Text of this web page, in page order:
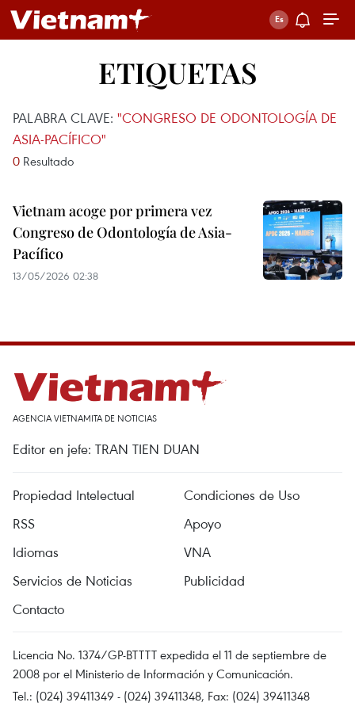
ETIQUETAS
PALABRA CLAVE: "CONGRESO DE ODONTOLOGÍA DE
ASIA-PACÍFICO"
0 Resultado
Vietnam acoge por primera vez
Congreso de Odontología de Asia-
Pacífico
13/05/2026 02:38
AGENCIA VIETNAMITA DE NOTICIAS
Editor en jefe: TRAN TIEN DUAN
Propiedad Intelectual
Condiciones de Uso
RSS
Apoyo
Idiomas
VNA
Servicios de Noticias
Publicidad
Contacto
Licencia No. 1374/GP-BTTTT expedida el 11 de septiembre de
2008 por el Ministerio de Información y Comunicación.
Tel.: (024) 39411349 - (024) 39411348, Fax: (024) 39411348